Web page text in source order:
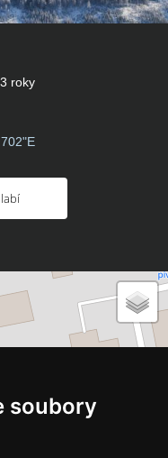
soubory
roky